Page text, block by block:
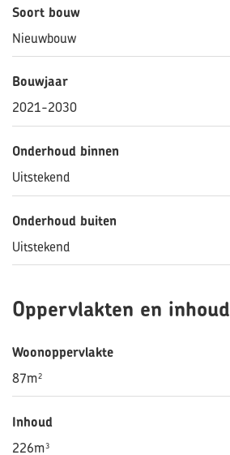
Soort bouw
Nieuwbouw
Bouwjaar
2021-2030
Onderhoud binnen
Uitstekend
Onderhoud buiten
Uitstekend
Oppervlakten en inhoud
Woonoppervlakte
87m²
Inhoud
226m³